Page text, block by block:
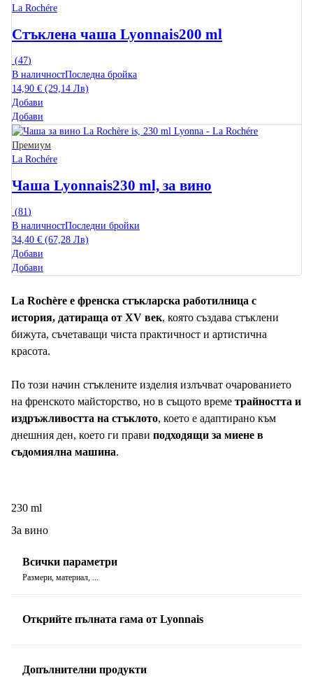
La Rochére
Стъклена чаша Lyonnais200 ml
(47)
В наличностПоследна бройка
14,90 € (29,14 Лв)
Добави
Добави
Премиум
La Rochére
Чаша Lyonnais230 ml, за вино
(81)
В наличностПоследни бройки
34,40 € (67,28 Лв)
Добави
Добави
La Rochère е френска стъкларска работилница с
история, датираща от XV век, която създава стъклени
бижута, съчетаващи чиста практичност и артистична
красота.
По този начин стъклените изделия излъчват очарованието
на френското майсторство, но в същото време трайността и
издръжливостта на стъклото, което е адаптирано към
днешния ден, което ги прави подходящи за миене в
съдомиялна машина.
230 ml
За вино
Всички параметри
Размери, материал, ...
Открийте пълната гама от Lyonnais
Допълнителни продукти